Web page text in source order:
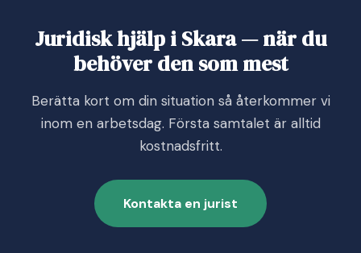
Juridisk hjälp i Skara — när du
behöver den som mest
Berätta kort om din situation så återkommer vi
inom en arbetsdag. Första samtalet är alltid
kostnadsfritt.
Kontakta en jurist